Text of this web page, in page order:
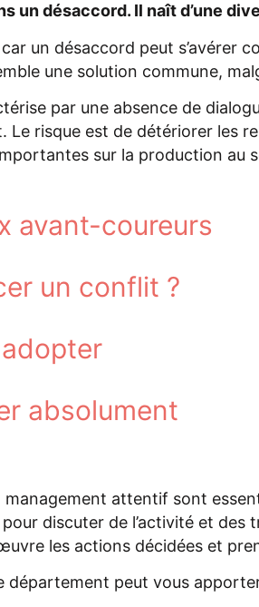
un désaccord. Il naît d’une
car un désaccord peut s’avérer
une solution commune,
par une absence de
risque est de détériorer les
sur la production au
avant-coureurs
un conflit ?
absolument
management attentif sont
pour discuter de l’activité et des
les actions décidées et
département peut vous